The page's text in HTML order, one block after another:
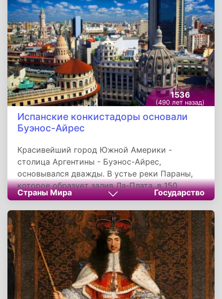
и Лотарингия. Формально Империя состояла
из трех королевств: Германии, Италии и
Бургундии.
1536
(490 лет назад)
Испанские конкистадоры основали
Буэнос-Айрес
Красивейший город Южной Америки -
столица Аргентины - Буэнос-Айрес,
основывался дважды. В устье реки Параны,
которое образует залив Ла-Плата, в 150
километрах от атлантического побережья, 2
февраля 1536 года испанские конкистадоры -
«охотники» за золотом во главе с доном
Педро де Мендосой, основали
поселение, будущий Буэнос-Айрес.
Страны Мира Государство